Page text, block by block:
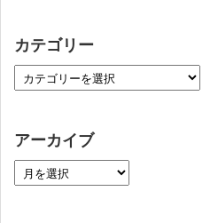
カテゴリー
アーカイブ